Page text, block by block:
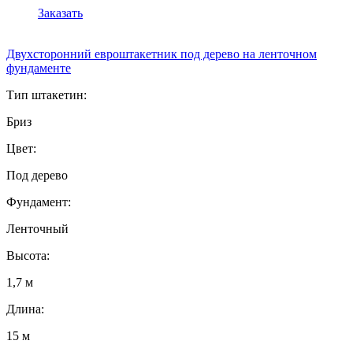
Заказать
Двухсторонний евроштакетник под дерево на ленточном
фундаменте
Тип штакетин:
Бриз
Цвет:
Под дерево
Фундамент:
Ленточный
Высота:
1,7 м
Длина:
15 м